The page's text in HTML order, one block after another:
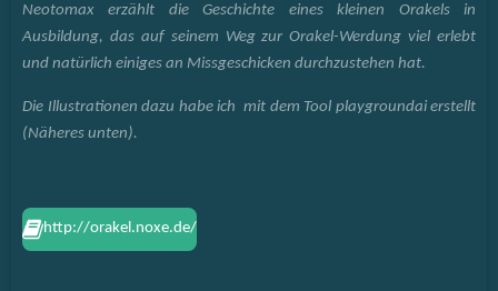
Neotomax erzählt die Geschichte eines kleinen Orakels in
Ausbildung, das auf seinem Weg zur Orakel-Werdung viel erlebt
und natürlich einiges an Missgeschicken durchzustehen hat.
Die Illustrationen dazu habe ich mit dem Tool playgroundai erstellt
(Näheres unten).
http://orakel.noxe.de/